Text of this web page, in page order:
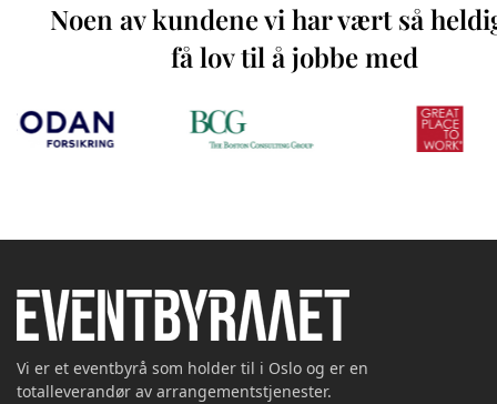
Noen av kundene vi har vært så
få lov til å jobbe med
Vi er et eventbyrå som holder til i Oslo og er en
totalleverandør av arrangementstjenester.